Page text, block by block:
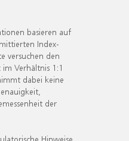
basieren auf
Index-
versuchen den
Verhältnis 1:1
dabei keine
der